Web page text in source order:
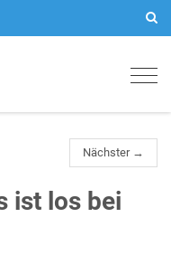
Nächster →
ist los bei